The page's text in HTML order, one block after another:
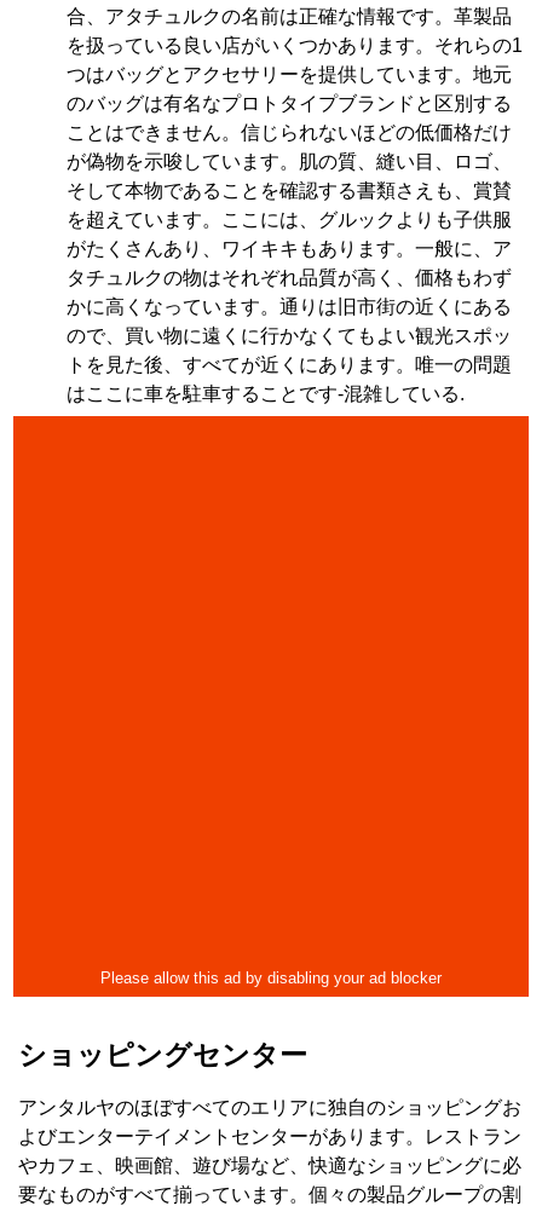
合、アタチュルクの名前は正確な情報です。革製品
を扱っている良い店がいくつかあります。それらの1
つはバッグとアクセサリーを提供しています。地元
のバッグは有名なプロトタイプブランドと区別する
ことはできません。信じられないほどの低価格だけ
が偽物を示唆しています。肌の質、縫い目、ロゴ、
そして本物であることを確認する書類さえも、賞賛
を超えています。ここには、グルックよりも子供服
がたくさんあり、ワイキキもあります。一般に、ア
タチュルクの物はそれぞれ品質が高く、価格もわず
かに高くなっています。通りは旧市街の近くにある
ので、買い物に遠くに行かなくてもよい観光スポッ
トを見た後、すべてが近くにあります。唯一の問題
はここに車を駐車することです-混雑している.
ショッピングセンター
アンタルヤのほぼすべてのエリアに独自のショッピングお
よびエンターテイメントセンターがあります。レストラン
やカフェ、映画館、遊び場など、快適なショッピングに必
要なものがすべて揃っています。個々の製品グループの割